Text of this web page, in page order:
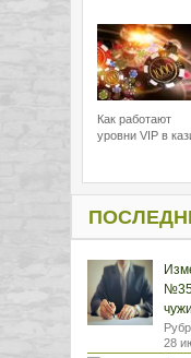
Как работают
уровни VIP в
28